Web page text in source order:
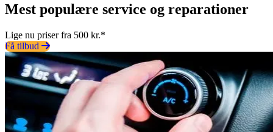
Mest populære service og reparationer
Lige nu priser fra 500 kr.*
Få tilbud